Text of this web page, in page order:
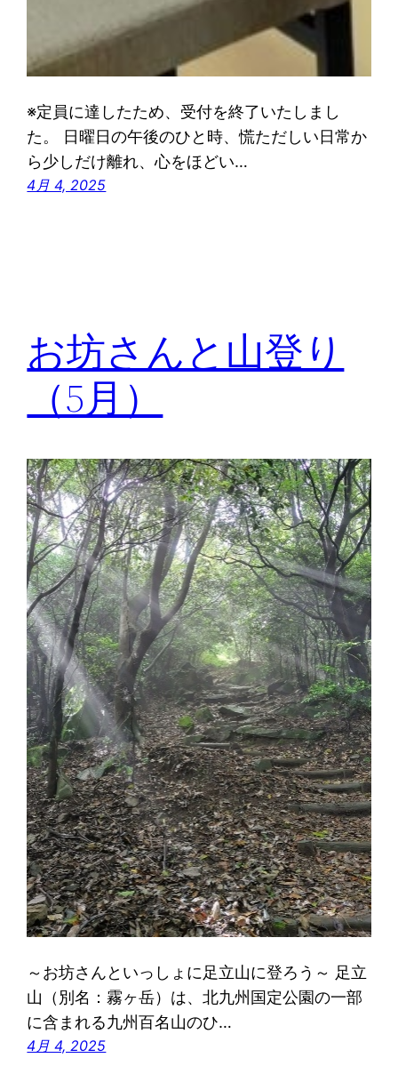
※定員に達したため、受付を終了いたしまし
た。 日曜日の午後のひと時、慌ただしい日常か
ら少しだけ離れ、心をほどい…
4月 4, 2025
お坊さんと山登り
（5月）
～お坊さんといっしょに足立山に登ろう～ 足立
山（別名：霧ヶ岳）は、北九州国定公園の一部
に含まれる九州百名山のひ…
4月 4, 2025